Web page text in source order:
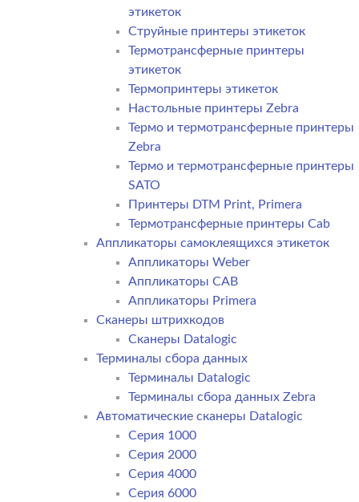
этикеток
Струйные принтеры этикеток
Термотрансферные принтеры
этикеток
Термопринтеры этикеток
Настольные принтеры Zebra
Термо и термотрансферные принтеры
Zebra
Термо и термотрансферные принтеры
SATO
Принтеры DTM Print, Primera
Термотрансферные принтеры Cab
Аппликаторы самоклеящихся этикеток
Аппликаторы Weber
Аппликаторы CAB
Аппликаторы Primera
Сканеры штрихкодов
Сканеры Datalogic
Терминалы сбора данных
Терминалы Datalogic
Терминалы сбора данных Zebra
Автоматические сканеры Datalogic
Серия 1000
Серия 2000
Серия 4000
Серия 6000